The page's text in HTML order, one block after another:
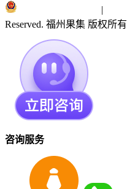
|
Reserved. 福州果集 版权所有
咨询服务